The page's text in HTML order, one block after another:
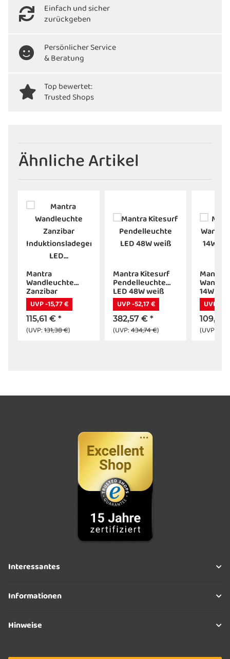
Einfach und sicher
zurückgeben
Persönlicher Service
& Beratung
Top bewertet:
Trusted Shops
Ähnliche Artikel
Mantra
Wandleuchte
Zanzibar
Induktionsladegerät
LED weiß
UVP -15,77 €
115,61 € *
(UVP:131,38 €)
Mantra Kitesurf
Pendelleuchte
LED 48W weiß
UVP -52,17 €
382,57 € *
(UVP:434,74 €)
Mantra
14W
UVP -
109,35
(UVP:
Interessantes
Informationen
Hinweise